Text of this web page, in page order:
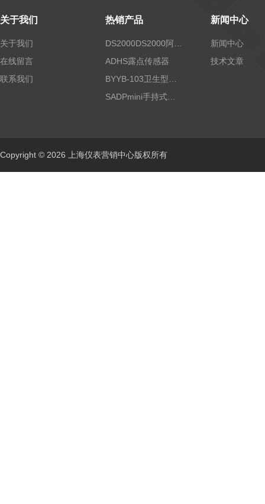
关于我们
关于我们
在线留言
联系我们
热销产品
ADHS露点传感器
新闻中心
新闻中心
技术文章
Copyright © 2026 上海仪表营销中心版权所有